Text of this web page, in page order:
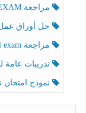
مراجعة FINAL EXAMاللغة الإنجليزية الصف الخامس الفصل الثالث
حل أوراق عمل مراجعة
مراجعة Preparation for the Final exam اللغة الإنجليزية الصف الرابع الفصل الثالث
تدريبات عامة
نموذج امتحان